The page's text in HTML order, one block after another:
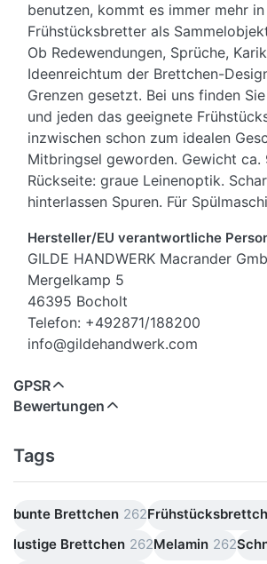
benutzen, kommt es immer mehr
Frühstücksbretter als
Ob Redewendungen, Sprüche,
Ideenreichtum der Brettchen-
Grenzen gesetzt. Bei uns finden
und jeden das geeignete
inzwischen schon zum idealen
Mitbringsel geworden. Gewicht ca.
Rückseite: graue Leinenoptik.
hinterlassen Spuren. Für
Hersteller/EU verantwortliche
GILDE HANDWERK Macrander
Mergelkamp 5
46395 Bocholt
Telefon: +492871/188200
info@gildehandwerk.com
GPSR
Bewertungen
Tags
bunte Brettchen 262
lustige Brettchen 262Melamin 262